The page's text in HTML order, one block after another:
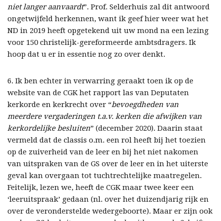
niet langer aanvaardt”. Prof. Selderhuis zal dit antwoord
ongetwijfeld herkennen, want ik geef hier weer wat het
ND in 2019 heeft opgetekend uit uw mond na een lezing
voor 150 christelijk-gereformeerde ambtsdragers. Ik
hoop dat u er in essentie nog zo over denkt.
6. Ik ben echter in verwarring geraakt toen ik op de
website van de CGK het rapport las van Deputaten
kerkorde en kerkrecht over “bevoegdheden van
meerdere vergaderingen t.a.v. kerken die afwijken van
kerkordelijke besluiten” (december 2020). Daarin staat
vermeld dat de classis o.m. een rol heeft bij het toezien
op de zuiverheid van de leer en bij het niet nakomen
van uitspraken van de GS over de leer en in het uiterste
geval kan overgaan tot tuchtrechtelijke maatregelen.
Feitelijk, lezen we, heeft de CGK maar twee keer een
‘leeruitspraak’ gedaan (nl. over het duizendjarig rijk en
over de veronderstelde wedergeboorte). Maar er zijn ook